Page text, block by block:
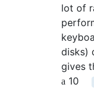
lot of
disks)
gives
10